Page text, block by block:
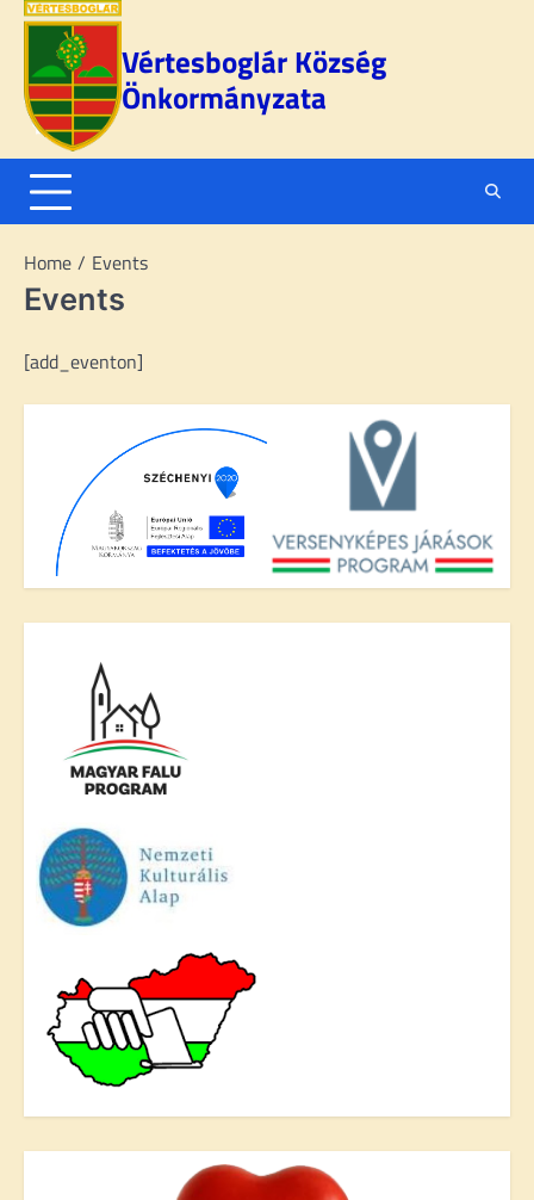
Skip
content
Vértesboglár Község
Önkormányzata
Home Events
Events
[add_eventon]